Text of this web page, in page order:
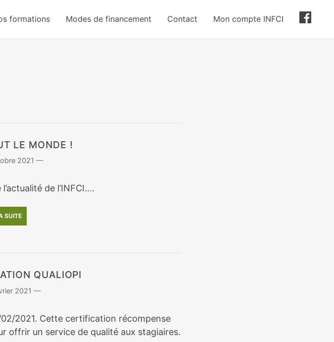
formations Modes de financement Contact Mon compte INFCI
LE MONDE !
2021
de l’INFCI....
SUITE
QUALIOPI
2021
02/2021. Cette certification récompense
offrir un service de qualité aux stagiaires.